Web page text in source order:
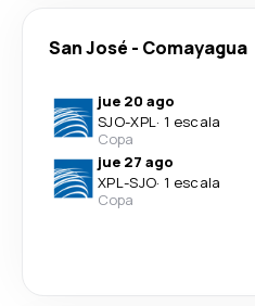
San José - Comayagua
jue 20 ago
SJO-XPL· 1 escala
Copa
jue 27 ago
XPL-SJO· 1 escala
Copa